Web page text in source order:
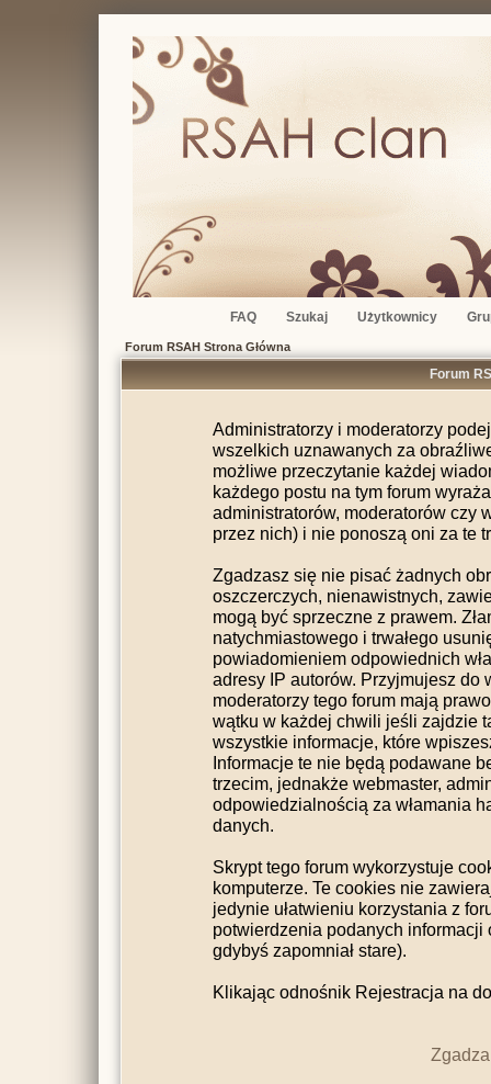
FAQ Szukaj Użytkownicy
Forum RSAH Strona Główna
Forum
Administratorzy i moderatorzy
wszelkich uznawanych za
możliwe przeczytanie każdej
każdego postu na tym forum
administratorów, moderatorów czy
przez nich) i nie ponoszą oni za te
Zgadzasz się nie pisać żadnych
oszczerczych, nienawistnych,
mogą być sprzeczne z prawem.
natychmiastowego i trwałego
powiadomieniem odpowiednich
adresy IP autorów. Przyjmujesz do
moderatorzy tego forum mają
wątku w każdej chwili jeśli zajdzie
wszystkie informacje, które
Informacje te nie będą podawane
trzecim, jednakże webmaster,
odpowiedzialnością za włamania
danych.
Skrypt tego forum wykorzystuje
komputerze. Te cookies nie
jedynie ułatwieniu korzystania z
potwierdzenia podanych informacji
gdybyś zapomniał stare).
Klikając odnośnik Rejestracja na